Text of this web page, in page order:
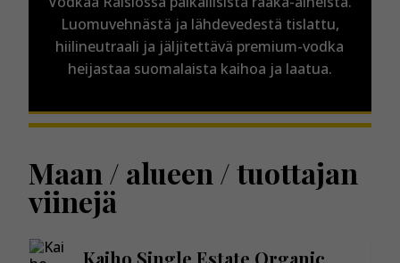
Luomuvehnästä ja lähdevedestä tislattu,
hiilineutraali ja jäljitettävä premium-vodka
heijastaa suomalaista kaihoa ja laatua.
Maan / alueen / tuottajan
viinejä
Kaiho Single Estate Organic